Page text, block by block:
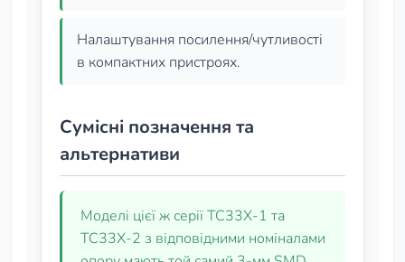
Налаштування посилення/чутливості
в компактних пристроях.
Сумісні позначення та
альтернативи
Моделі цієї ж серії TC33X‑1 та
TC33X‑2 з відповідними номіналами